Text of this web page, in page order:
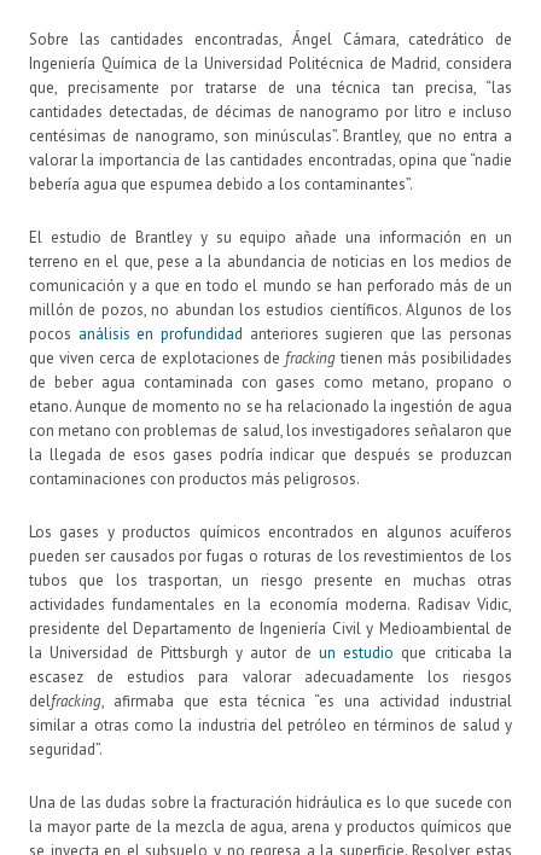
Sobre las cantidades encontradas, Ángel Cámara, catedrático de
Ingeniería Química de la Universidad Politécnica de Madrid, considera
que, precisamente por tratarse de una técnica tan precisa, “las
cantidades detectadas, de décimas de nanogramo por litro e incluso
centésimas de nanogramo, son minúsculas”. Brantley, que no entra a
valorar la importancia de las cantidades encontradas, opina que “nadie
bebería agua que espumea debido a los contaminantes”.
El estudio de Brantley y su equipo añade una información en un
terreno en el que, pese a la abundancia de noticias en los medios de
comunicación y a que en todo el mundo se han perforado más de un
millón de pozos, no abundan los estudios científicos. Algunos de los
pocos análisis en profundidad anteriores sugieren que las personas
que viven cerca de explotaciones defrackingtienen más posibilidades
de beber agua contaminada con gases como metano, propano o
etano. Aunque de momento no se ha relacionado la ingestión de agua
con metano con problemas de salud, los investigadores señalaron que
la llegada de esos gases podría indicar que después se produzcan
contaminaciones con productos más peligrosos.
Los gases y productos químicos encontrados en algunos acuíferos
pueden ser causados por fugas o roturas de los revestimientos de los
tubos que los trasportan, un riesgo presente en muchas otras
actividades fundamentales en la economía moderna. Radisav Vidic,
presidente del Departamento de Ingeniería Civil y Medioambiental de
la Universidad de Pittsburgh y autor de un estudio que criticaba la
escasez de estudios para valorar adecuadamente los riesgos
delfracking, afirmaba que esta técnica “es una actividad industrial
similar a otras como la industria del petróleo en términos de salud y
seguridad”.
Una de las dudas sobre la fracturación hidráulica es lo que sucede con
la mayor parte de la mezcla de agua, arena y productos químicos que